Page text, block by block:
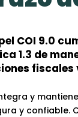
COI 9.0
1.3 de
fiscales
y
y confiable.